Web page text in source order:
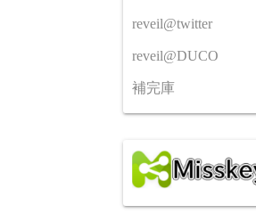
reveil@twitter
reveil@DUCO
補完庫